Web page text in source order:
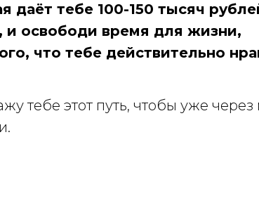
даёт тебе 100-150 тысяч
и освободи время для жизни,
что тебе действительно
тебе этот путь, чтобы уже